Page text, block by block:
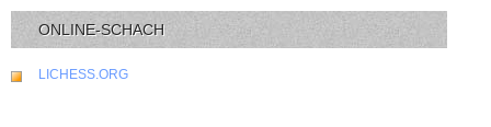
ONLINE-SCHACH
LICHESS.ORG